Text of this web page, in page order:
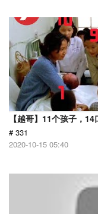
【越哥】11个孩子，
# 331
2020-10-15 05:40